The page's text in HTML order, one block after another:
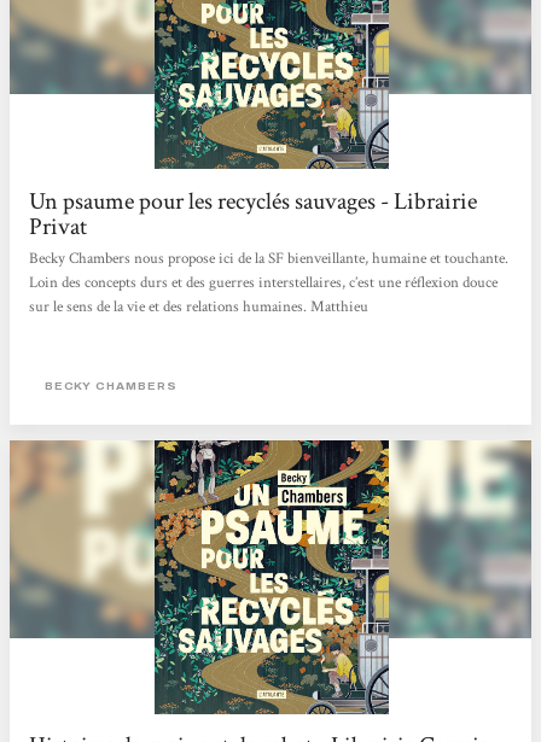
Un psaume pour les recyclés sauvages - Librairie
Privat
Becky Chambers nous propose ici de la SF bienveillante, humaine et touchante.
Loin des concepts durs et des guerres interstellaires, c’est une réflexion douce
sur le sens de la vie et des relations humaines. Matthieu
BECKY CHAMBERS